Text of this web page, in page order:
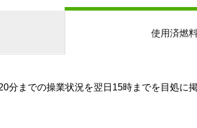
使用済燃
までの操業状況を翌日15時までを目処に掲